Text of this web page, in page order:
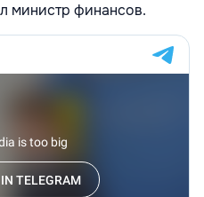
министр финансов.